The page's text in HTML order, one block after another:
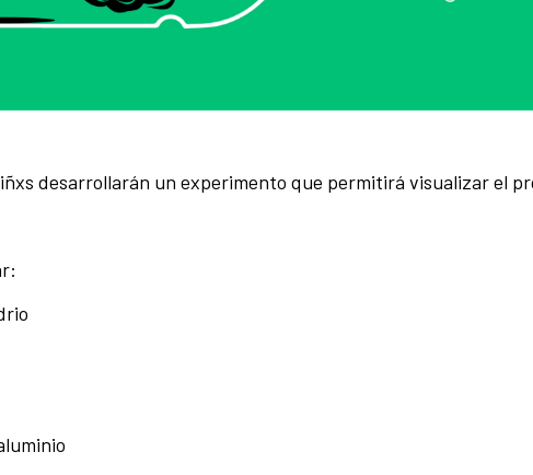
desarrollarán un experimento que permitirá visualizar el